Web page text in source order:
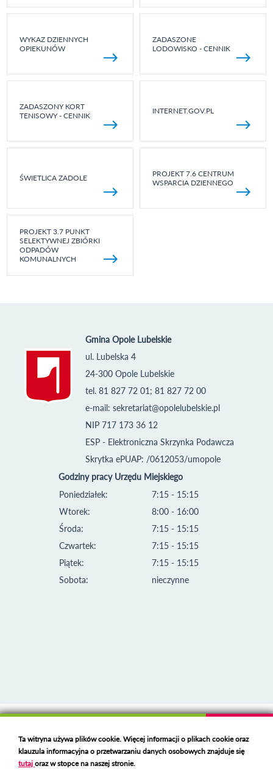
WYKAZ DZIENNYCH
OPIEKUNÓW
ZADASZONE
LODOWISKO - CENNIK
ZADASZONY KORT
TENISOWY - CENNIK
INTERNET.GOV.PL
ŚWIETLICA ZADOLE
PROJEKT 7.6 CENTRUM
WSPARCIA DZIENNEGO
PROJEKT 3.7 PUNKT
SELEKTYWNEJ ZBIÓRKI
ODPADÓW
KOMUNALNYCH
Gmina Opole Lubelskie
ul. Lubelska 4
24-300 Opole Lubelskie
tel. 81 827 72 01; 81 827 72 00
e-mail: sekretariat@opolelubelskie.pl
NIP 717 173 36 12
ESP - Elektroniczna Skrzynka Podawcza
Skrytka ePUAP: /0612053/umopole
Godziny pracy Urzędu Miejskiego
Poniedziałek:
Wtorek:
Środa:
Czwartek:
Piątek:
Sobota:
7:15 - 15:15
8:00 - 16:00
7:15 - 15:15
7:15 - 15:15
7:15 - 15:15
nieczynne
Deklaracja dostępności
Polski serwer RBLhttps://polspam.pl/
Ta witryna używa plików cookie. Więcej informacji o plikach cookie oraz
klauzula informacyjna o przetwarzaniu danych osobowych znajduje się
tutajoraz w stopce na naszej stronie.